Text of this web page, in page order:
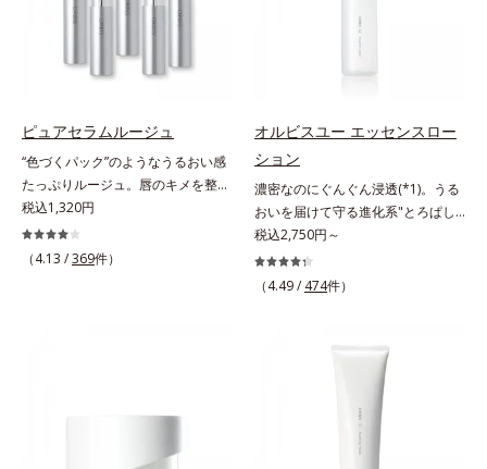
ぐ（ウォッシュ除く）*2 オルビス
内スキンケアシリーズの保湿力*3
年齢に応じたお手入れのこと*4 う
るおいによる*5 乾燥、ハリ・ツヤ
ロニセラカエルレア果汁、ノバラエ
明感に満ちた肌へ導く保湿成分*9
メマツヨイグサ抽出液、スイカズラ
エキス配合＝角層のすみずみまで水
分・油分を保ち、ハリ・ツヤを与え
る保湿成分*10 気持ちのこと各商品
イルイン先⾏型美容液「オルビスア
ンバー グロウプレセラム」は、オ
イル成分(*2)が肌に素早くなじみ、
肌をやわらかくしながら角層まで浸
こやかに整え、うるおいを蓄える肌
とで、あとのオールインワンクリー
ムの肌なじみを高め、うるおいとツ
ヤのある肌を叶えます。*1 肌にハ
リを与え若々しい印象*2 スクワラ
ン、トリ（カプリル酸／カプリン
ンディショニング処方と、贅沢に配
合された保湿成分。一瞬取り去るだ
けのケアに留まらず、洗うたびにく
整え、パールエキス(*3)とヒアルロ
な透明感を叶えます。顔色がどんよ
りしている、ファンデのノリがイマ
イチ、肌のざらつきやくすみが気に
なる、化粧水が肌になじまな
い……。こんなお悩みが気になると
きに。週に1～4回、いつもの洗顔料
を除去することで健やかな肌を保
ち、うるおいを保つことで肌を整え
ること*3 加水分解コンキオリン*4
ピュアセラムルージュ
“色づくパック”のようなうるおい感
たっぷりルージュ。唇のキメを整え
リップの土台をつくり鮮やかな発色
を叶えます。唇にたっぷりうるおい
を与えながら鮮やかに色づく、スキ
均一な質感に整った唇にのせること
成分(*3)」を配合。さらに吐息や飲
税込1,320円
（4.13 /369件）
オルビスユー エッセンスロー
ション
濃密なのにぐんぐん浸透(*1)。うる
おいを届けて守る進化系"とろぱし
ゃ"ローション。7000種を超える成
分から厳選し、「うるおいの質
(*1)」に着目した初期エイジングケ
ーチする初期エイジングケアシリー
ズです。「うるおいの質」に着目
し、肌荒れを予防しながらうるおい
に満ちた美しい肌へと導きます。ポ
ーラ・オルビスグループ独自の肌荒
税込2,750円～
（4.49 / 474件）